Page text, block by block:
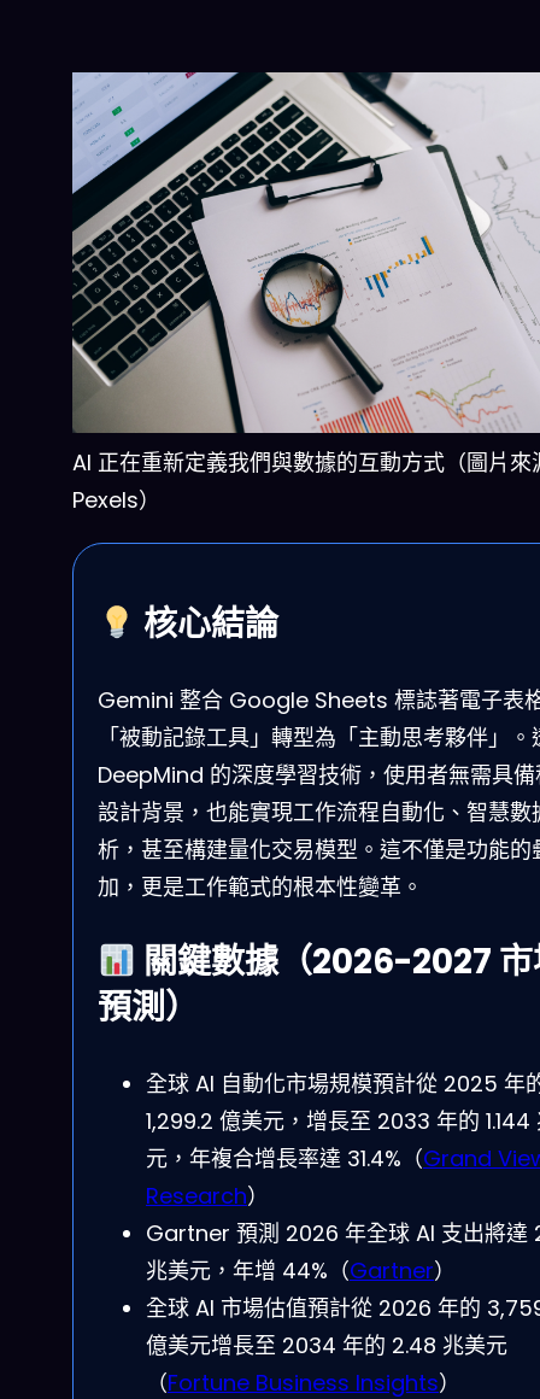
AI 正在重新定義我們與數據的互動方式（圖片來
Pexels）
核心結論
Gemini 整合 Google Sheets 標誌著電子表
「被動記錄工具」轉型為「主動思考夥伴」。
DeepMind 的深度學習技術，使用者無需具
設計背景，也能實現工作流程自動化、智慧數
析，甚至構建量化交易模型。這不僅是功能的
加，更是工作範式的根本性變革。
關鍵數據（2026-2027
預測）
全球 AI 自動化市場規模預計從 2025 年
1,299.2 億美元，增長至 2033 年的 1.144
元，年複合增長率達 31.4%（Grand
Research）
Gartner 預測 2026 年全球 AI 支出將達
兆美元，年增 44%（Gartner）
全球 AI 市場估值預計從 2026 年的
億美元增長至 2034 年的 2.48 兆美元
（Fortune Business Insights）